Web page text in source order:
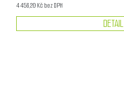
4 456,20 Kč bez DPH
DETAIL